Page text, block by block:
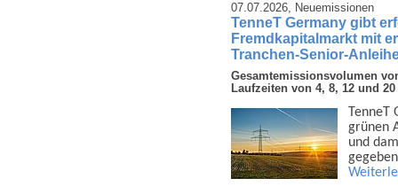
07.07.2026, Neuemissionen
TenneT Germany gibt
Fremdkapitalmarkt mit
Tranchen-Senior-
Gesamtemissionsvolumen
Laufzeiten von 4, 8, 12 und
grünen
und